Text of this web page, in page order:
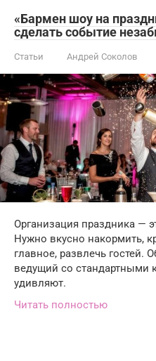
«Бармен шоу на
сделать событие
Статьи Андрей Соколов
Организация праздника —
Нужно вкусно накормить,
главное, развлечь гостей.
ведущий со стандартными
удивляют.
Читать полностью